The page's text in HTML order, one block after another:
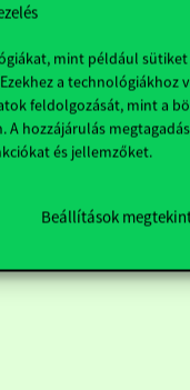
mint például
a technológiákhoz
feldolgozását, mint a
hozzájárulás
és jellemzőket.
Beállítások